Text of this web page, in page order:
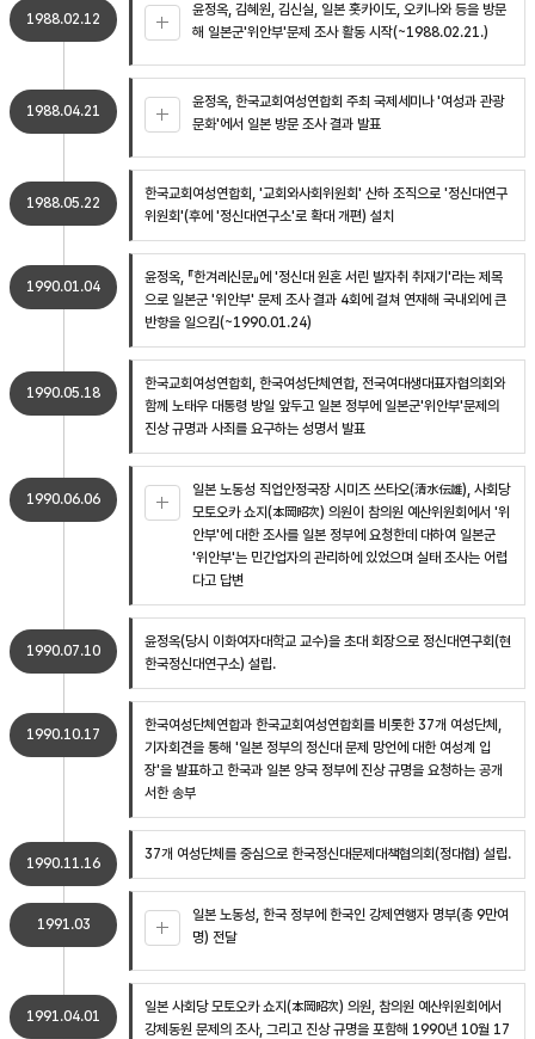
1988.02.12
윤정옥, 김혜원, 김신실, 일본 홋카이도, 오키나와 등을 방문
해 일본군'위안부'문제 조사 활동 시작(~1988.02.21.)
1988.04.21
윤정옥, 한국교회여성연합회 주최 국제세미나 '여성과 관광
문화'에서 일본 방문 조사 결과 발표
1988.05.22
한국교회여성연합회, '교회와사회위원회' 산하 조직으로 '정신대연구
위원회'(후에 '정신대연구소'로 확대 개편) 설치
1990.01.04
윤정옥, 『한겨레신문』에 '정신대 원혼 서린 발자취 취재기'라는 제목
으로 일본군 '위안부' 문제 조사 결과 4회에 걸쳐 연재해 국내외에 큰
반향을 일으킴(~1990.01.24)
1990.05.18
한국교회여성연합회, 한국여성단체연합, 전국여대생대표자협의회와
함께 노태우 대통령 방일 앞두고 일본 정부에 일본군'위안부'문제의
진상 규명과 사죄를 요구하는 성명서 발표
1990.06.06
일본 노동성 직업안정국장 시미즈 쓰타오(清水伝雄), 사회당
모토오카 쇼지(本岡昭次) 의원이 참의원 예산위원회에서 '위
안부'에 대한 조사를 일본 정부에 요청한데 대하여 일본군
'위안부'는 민간업자의 관리하에 있었으며 실태 조사는 어렵
다고 답변
1990.07.10
윤정옥(당시 이화여자대학교 교수)을 초대 회장으로 정신대연구회(현
한국정신대연구소) 설립.
1990.10.17
한국여성단체연합과 한국교회여성연합회를 비롯한 37개 여성단체,
기자회견을 통해 '일본 정부의 정신대 문제 망언에 대한 여성계 입
장'을 발표하고 한국과 일본 양국 정부에 진상 규명을 요청하는 공개
서한 송부
1990.11.16
37개 여성단체를 중심으로 한국정신대문제대책협의회(정대협) 설립.
1991.03
일본 노동성, 한국 정부에 한국인 강제연행자 명부(총 9만여
명) 전달
1991.04.01
일본 사회당 모토오카 쇼지(本岡昭次) 의원, 참의원 예산위원회에서
강제동원 문제의 조사, 그리고 진상 규명을 포함해 1990년 10월 17